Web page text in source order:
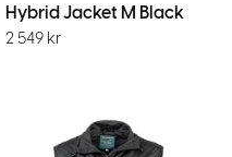
Hybrid Jacket M Black
2 549 kr